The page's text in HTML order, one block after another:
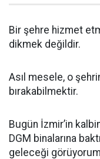
Bir şehre hizmet
dikmek değildir.
Asıl mesele, o
bırakabilmektir.
Bugün İzmir’in
DGM binalarına
geleceği